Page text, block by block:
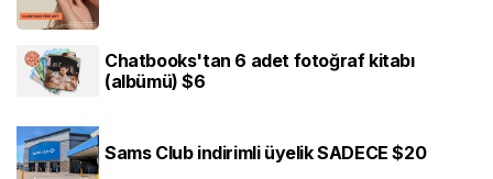
Chatbooks'tan 6 adet fotoğraf kitabı
(albümü) $6
Sams Club indirimli üyelik SADECE $20